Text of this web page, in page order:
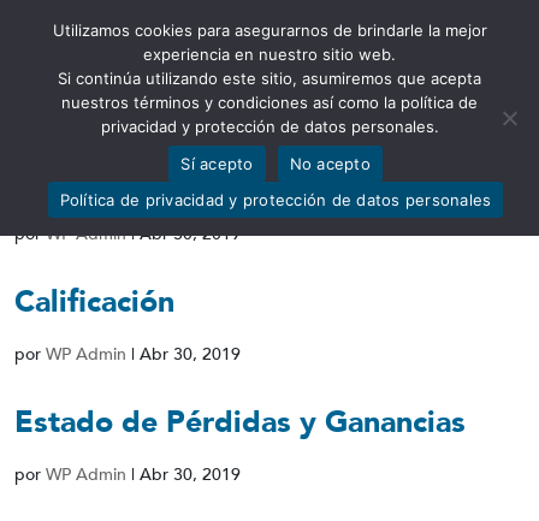
Abrir barra de herramientas
Patrimonio Técnico
porWP Admin|Abr 30, 2019
Calificación
por WP Admin | Abr 30, 2019
Estado de Pérdidas y Ganancias
por WP Admin | Abr 30, 2019
Utilizamos cookies para asegurarnos de brindarle la mejor
experiencia en nuestro sitio web.
Si continúa utilizando este sitio, asumiremos que acepta
nuestros términos y condiciones así como la política de
privacidad y protección de datos personales.
Sí acepto
No acepto
Política de privacidad y protección de datos personales